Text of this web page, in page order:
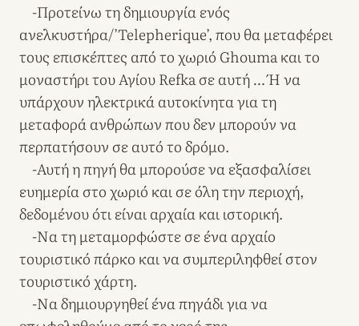
-Προτείνω τη δημιουργία ενός
ανελκυστήρα/’Telepherique’, που θα μεταφέρει
τους επισκέπτες από το χωριό Ghouma και το
μοναστήρι του Αγίου Refka σε αυτή … Ή να
υπάρχουν ηλεκτρικά αυτοκίνητα για τη
μεταφορά ανθρώπων που δεν μπορούν να
περπατήσουν σε αυτό το δρόμο.
-Αυτή η πηγή θα μπορούσε να εξασφαλίσει
ευημερία στο χωριό και σε όλη την περιοχή,
δεδομένου ότι είναι αρχαία και ιστορική.
-Να τη μεταμορφώστε σε ένα αρχαίο
τουριστικό πάρκο και να συμπεριληφθεί στον
τουριστικό χάρτη.
-Να δημιουργηθεί ένα πηγάδι για να